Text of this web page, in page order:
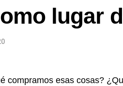
para emitir todos los
lugar
compramos esas cosas?